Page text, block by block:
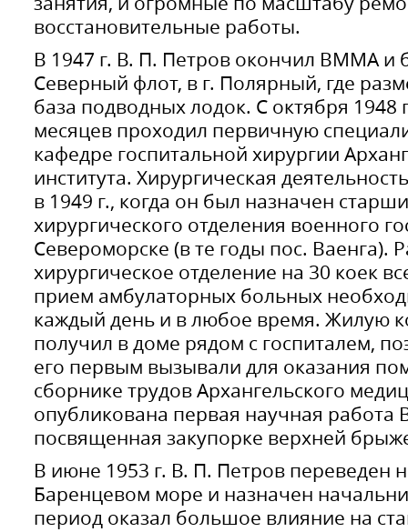
восстановительные работы.
В 1947 г. В. П. Петров окончил ВММА и
Северный флот, в г. Полярный, где
база подводных лодок. С октября 1948
месяцев проходил первичную
кафедре госпитальной хирургии
института. Хирургическая
в 1949 г., когда он был назначен
хирургического отделения военного
Североморске (в те годы пос. Ваенга).
хирургическое отделение на 30 коек
прием амбулаторных больных
каждый день и в любое время. Жилую
получил в доме рядом с госпиталем,
его первым вызывали для оказания
сборнике трудов Архангельского
опубликована первая научная работа
посвященная закупорке верхней
В июне 1953 г. В. П. Петров переведен
Баренцевом море и назначен
период оказал большое влияние на